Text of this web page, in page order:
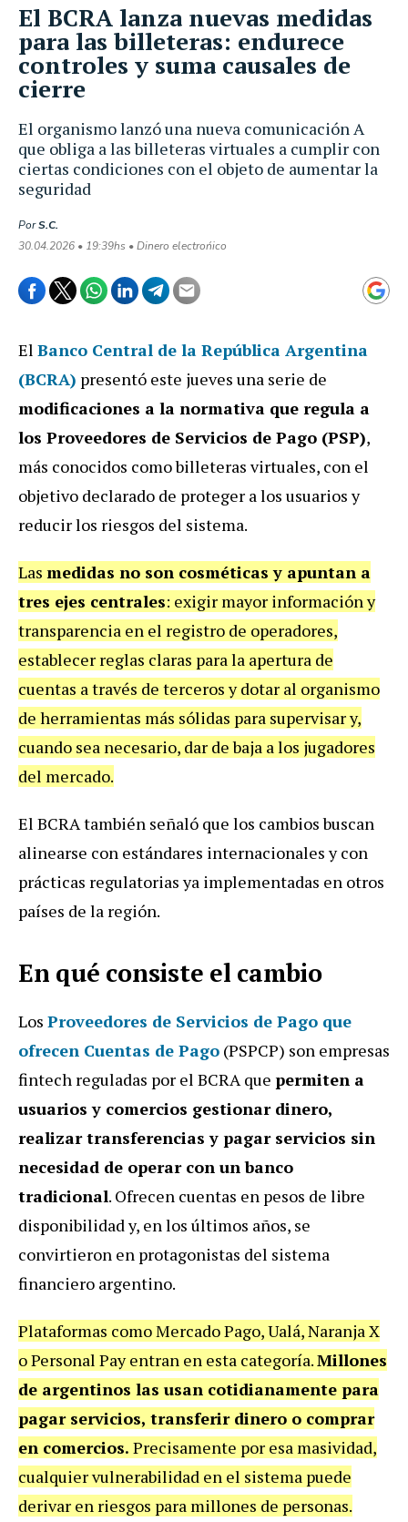
El organismo lanzó una nueva comunicación A
que obliga a las billeteras virtuales a cumplir con
ciertas condiciones con el objeto de aumentar la
seguridad
PorS.C.
30.04.2026 • 19:39hs • Dinero electrońico
El BCRA lanza nuevas medidas
para las billeteras: endurece
controles y suma causales de
cierre
El Banco Central de la República Argentina
(BCRA) presentó este jueves una serie de
modificaciones a la normativa que regula a
los Proveedores de Servicios de Pago (PSP),
más conocidos como billeteras virtuales, con el
objetivo declarado de proteger a los usuarios y
reducir los riesgos del sistema.
Las medidas no son cosméticas y apuntan a
tres ejes centrales: exigir mayor información y
transparencia en el registro de operadores,
establecer reglas claras para la apertura de
cuentas a través de terceros y dotar al organismo
de herramientas más sólidas para supervisar y,
cuando sea necesario, dar de baja a los jugadores
del mercado.
El BCRA también señaló que los cambios buscan
alinearse con estándares internacionales y con
prácticas regulatorias ya implementadas en otros
países de la región.
En qué consiste el cambio
Los Proveedores de Servicios de Pago que
ofrecen Cuentas de Pago (PSPCP) son empresas
fintech reguladas por el BCRA que permiten a
usuarios y comercios gestionar dinero,
realizar transferencias y pagar servicios sin
necesidad de operar con un banco
tradicional. Ofrecen cuentas en pesos de libre
disponibilidad y, en los últimos años, se
convirtieron en protagonistas del sistema
financiero argentino.
Plataformas como Mercado Pago, Ualá, Naranja X
o Personal Pay entran en esta categoría.Millones
de argentinos las usan cotidianamente para
pagar servicios, transferir dinero o comprar
en comercios. Precisamente por esa masividad,
cualquier vulnerabilidad en el sistema puede
derivar en riesgos para millones de personas.